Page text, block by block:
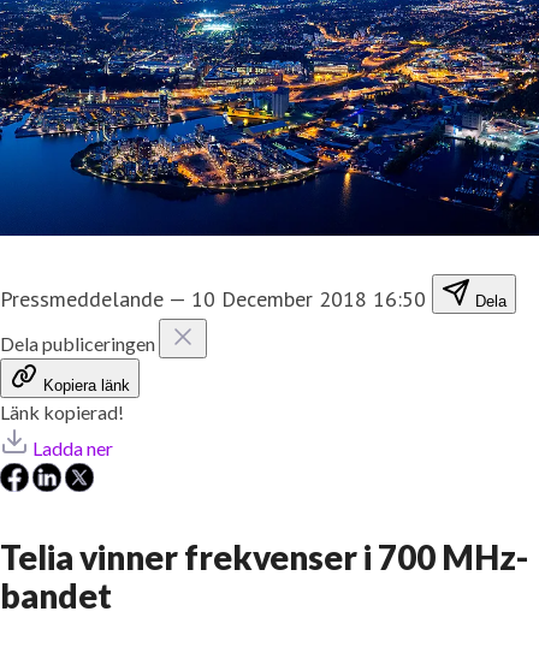
Pressmeddelande — 10 December 2018 16:50 Dela
Dela publiceringen
Kopiera länk
Länk kopierad!
Ladda ner
Telia vinner frekvenser i 700 MHz-
bandet